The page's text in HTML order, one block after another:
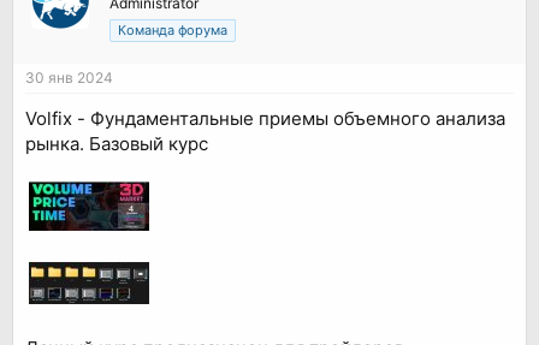
Команда форума
30 янв 2024
Volfix - Фундаментальные приемы объемного анализа
рынка. Базовый курс